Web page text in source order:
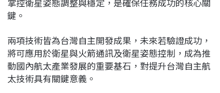
掌控衛星姿態調整與穩定，是確保任務成功的核心關
鍵。
兩項技術皆為台灣自主開發成果，未來若驗證成功，
將可應用於衛星與火箭通訊及衛星姿態控制，成為推
動國內航太產業發展的重要基石，對提升台灣自主航
太技術具有關鍵意義。